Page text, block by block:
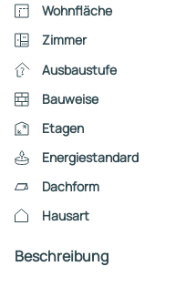
Wohnfläche
Zimmer
Ausbaustufe
Bauweise
Etagen
Energiestandard
Dachform
Hausart
Beschreibung